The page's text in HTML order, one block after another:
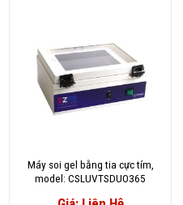
Máy soi gel bằng tia cực tím,
model: CSLUVTSDUO365